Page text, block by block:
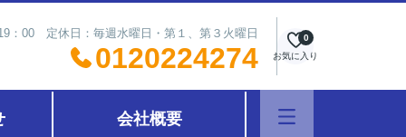
：00 定休日：毎週水曜日・第１、第３火曜日
0120224274 お気に入り
0
会社概要